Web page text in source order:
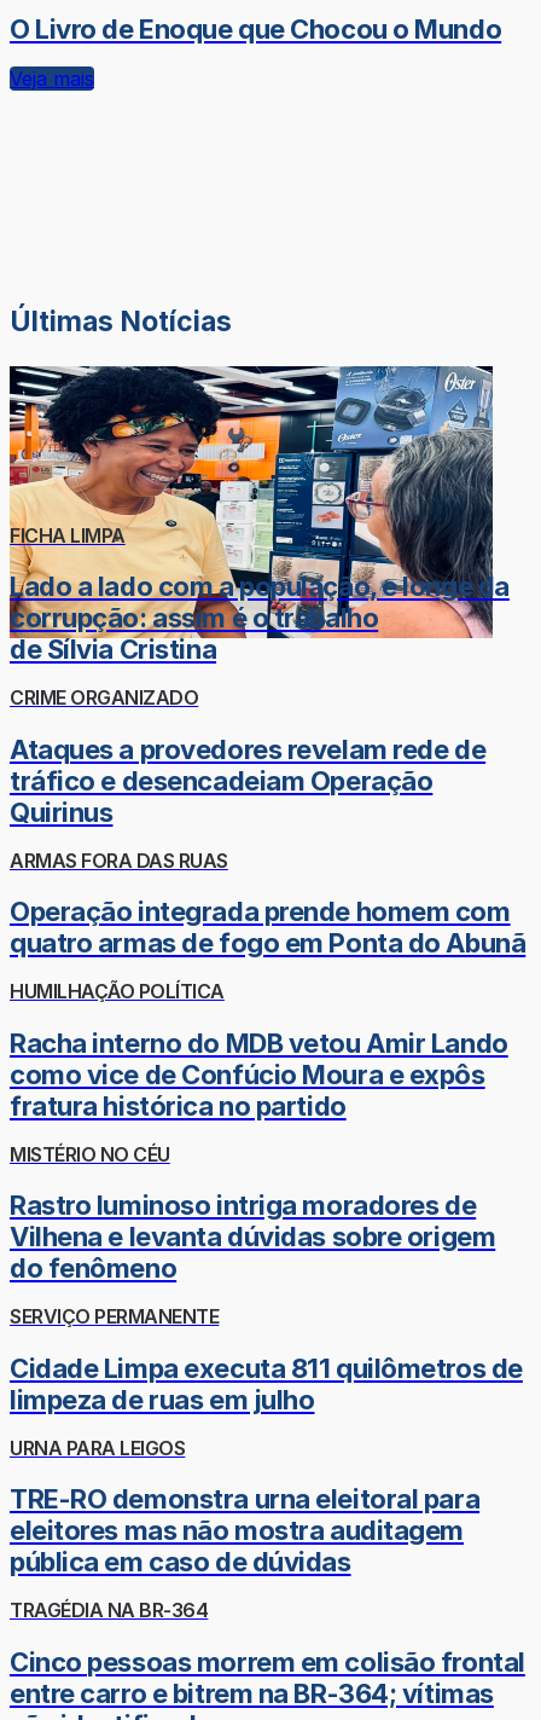
O Livro de Enoque que Chocou o Mundo
Veja mais
Últimas Notícias
FICHA LIMPA
Lado a lado com a população, e longe da
corrupção: assim é o trabalho
de Sílvia Cristina
CRIME ORGANIZADO
Ataques a provedores revelam rede de
tráfico e desencadeiam Operação
Quirinus
ARMAS FORA DAS RUAS
Operação integrada prende homem com
quatro armas de fogo em Ponta do Abunã
HUMILHAÇÃO POLÍTICA
Racha interno do MDB vetou Amir Lando
como vice de Confúcio Moura e expôs
fratura histórica no partido
MISTÉRIO NO CÉU
Rastro luminoso intriga moradores de
Vilhena e levanta dúvidas sobre origem
do fenômeno
SERVIÇO PERMANENTE
Cidade Limpa executa 811 quilômetros de
limpeza de ruas em julho
URNA PARA LEIGOS
TRE-RO demonstra urna eleitoral para
eleitores mas não mostra auditagem
pública em caso de dúvidas
TRAGÉDIA NA BR-364
Cinco pessoas morrem em colisão frontal
entre carro e bitrem na BR-364; vítimas